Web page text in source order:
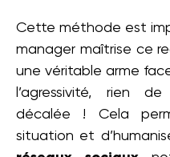
Cette méthode est
manager maîtrise ce
une véritable arme
l’agressivité, rien
décalée ! Cela
situation et